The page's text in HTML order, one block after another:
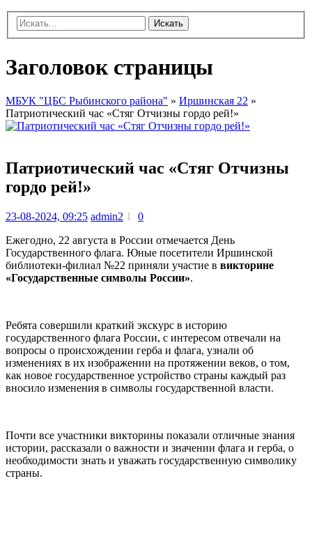
Искать
Заголовок страницы
МБУК "ЦБС Рыбинского района" » Иршинская 22 »
Патриотический час «Стяг Отчизны гордо рей!»
Патриотический час «Стяг Отчизны
гордо рей!»
23-08-2024, 09:25 admin2 1
0
Ежегодно, 22 августа в России отмечается День
Государственного флага. Юные посетители Иршинской
библиотеки-филиал №22 приняли участие в викторине
«Государственные символы России».
Ребята совершили краткий экскурс в историю
государственного флага России, с интересом отвечали на
вопросы о происхождении герба и флага, узнали об
изменениях в их изображении на протяжении веков, о том,
как новое государственное устройство страны каждый раз
вносило изменения в символы государственной власти.
Почти все участники викторины показали отличные знания
истории, рассказали о важности и значении флага и герба, о
необходимости знать и уважать государственную символику
страны.